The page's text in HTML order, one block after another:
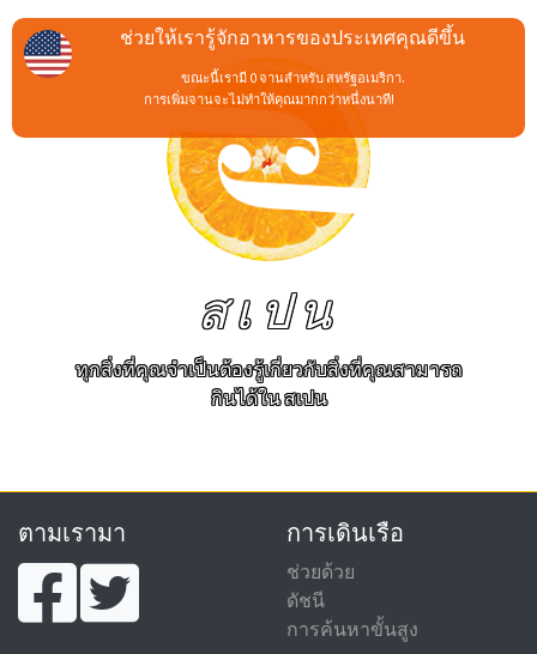
สเปน
ทุกสิ่งที่คุณจำเป็นต้องรู้เกี่ยวกับสิ่งที่คุณสามารถ
กินได้ใน สเปน
ตามเรามา การเดินเรือ
ช่วยด้วย
ดัชนี
การค้นหาขั้นสูง
ช่วยให้เรารู้จักอาหารของประเทศคุณดีขึ้น
ขณะนี้เรามี 0 จานสำหรับ สหรัฐอเมริกา.
การเพิ่มจานจะไม่ทำให้คุณมากกว่าหนึ่งนาที!